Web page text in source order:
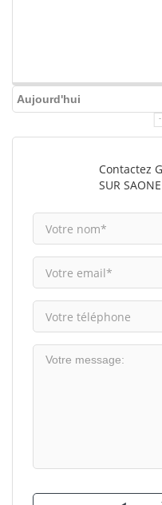
Aujourd'hui
Contactez
SUR SAONE